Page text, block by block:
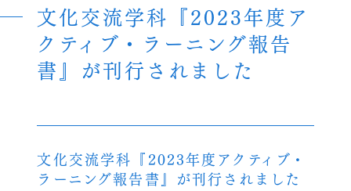
文化交流学科『2023年度ア
クティブ・ラーニング報告
書』が刊行されました
文化交流学科『2023年度アクティブ・
ラーニング報告書』が刊行されました